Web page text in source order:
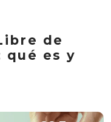
de
qué es y